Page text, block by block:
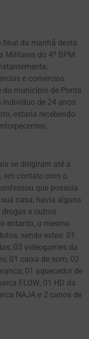
final da manhã desta
Militares do 4º BPM
e comércios
do município de Ponta
indivíduo de 24 anos
estaria recebendo
se dirigiram até a
em contato com o
que possuía
casa, havia alguns
e outros
entanto, o mesmo
sendo estes: 01
03 videogames da
01 caixa de som; 02
01 aquecedor de
FLOW; 01 HD da
NAJA e 2 canos de